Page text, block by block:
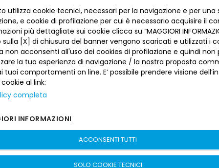
Dove siamo
Lavora con noi
Reclami
Numeri utili
INFORMAZIONI PER IL CLIENTE
Privacy
La tua scelta sui cookies
Informativa al pubblico
Sepa
Sicurezza
Depositi dormienti
Arbitro per le Controversie Finanziarie
ACCESSIBILITÀ E APP
SEGUICI SUI SOCIAL
Banca del Piemonte | P. Iva 00821100013 –
utilizza cookie tecnici, necessari per la navigazione e per una
e cookie di profilazione per cui è necessario acquisire il
più dettagliate sui cookie clicca su “MAGGIORI
[X] di chiusura del banner vengono scaricati e utilizzati i
non acconsenti all'uso dei cookies di profilazione e quindi non
la tua esperienza di navigazione / la nostra proposta
tuoi comportamenti on line. E’ possibile prendere visione
al link:
completa
INFORMAZIONI
ACCONSENTI TUTTI
SOLO COOKIE TECNICI